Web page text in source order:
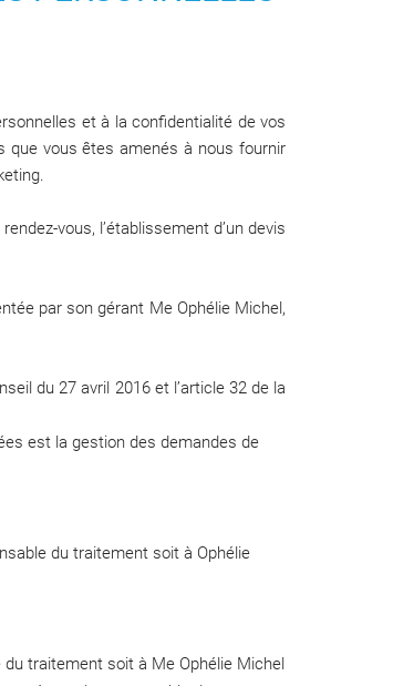
et à la confidentialité de vos
que vous êtes amenés à nous fournir
vous, l’établissement d’un devis
par son gérant Me Ophélie Michel,
du 27 avril 2016 et l’article 32 de la
est la gestion des demandes de
du traitement soit à Ophélie
traitement soit à Me Ophélie Michel